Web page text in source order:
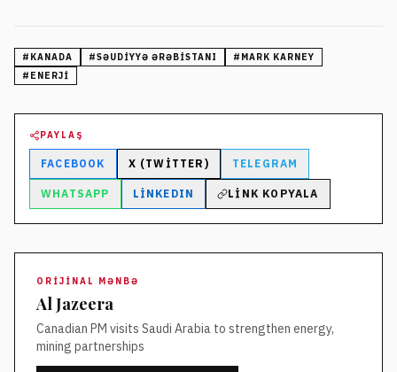
# KANADA #SƏUDIYYƏ ƏRƏBISTANI # MARK KARNEY
# ENERJI
PAYLAŞ
FACEBOOK X (TWITTER) TELEGRAM
WHATSAPP LINKEDIN LINK KOPYALA
ORIJINAL MƏNBƏ
Al Jazeera
Canadian PM visits Saudi Arabia to strengthen energy,
mining partnerships